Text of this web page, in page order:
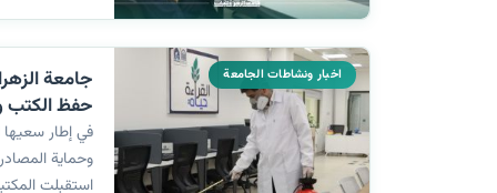
اخبار ونشاطات الجامعة
جامعة
حفظ الكتب
في إطار سعيها
وحماية
استقبلت